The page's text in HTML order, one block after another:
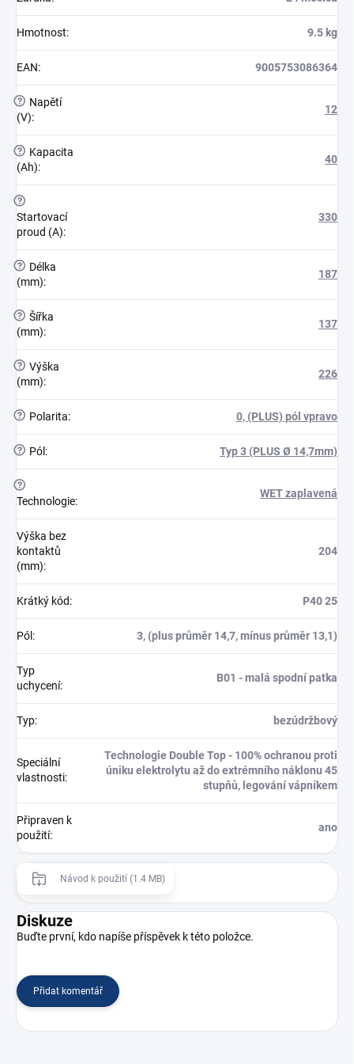
Hmotnost: 9.5 kg
EAN: 9005753086364
?
Napětí
(V):
12
?
Kapacita
(Ah):
40
?
Startovací
proud (A):
330
?
Délka
(mm):
187
? Šířka
(mm):
137
? Výška
(mm):
226
? Polarita: 0, (PLUS) pól vpravo
? Pól: Typ 3 (PLUS Ø 14,7mm)
?
Technologie:
WET zaplavená
Výška bez
kontaktů
(mm):
204
Krátký kód: P40 25
Pól: 3, (plus průměr 14,7, mínus průměr 13,1)
Typ
uchycení:
B01 - malá spodní patka
Typ: bezúdržbový
Speciální
vlastnosti:
Technologie Double Top - 100% ochranou proti
úniku elektrolytu až do extrémního náklonu 45
stupňů, legování vápníkem
Připraven k
použití:
ano
Návod k použití (1.4 MB)
Diskuze
Buďte první, kdo napíše příspěvek k této položce.
Přidat komentář